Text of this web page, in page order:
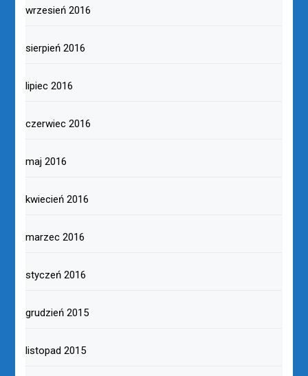
wrzesień 2016
sierpień 2016
lipiec 2016
czerwiec 2016
maj 2016
kwiecień 2016
marzec 2016
styczeń 2016
grudzień 2015
listopad 2015